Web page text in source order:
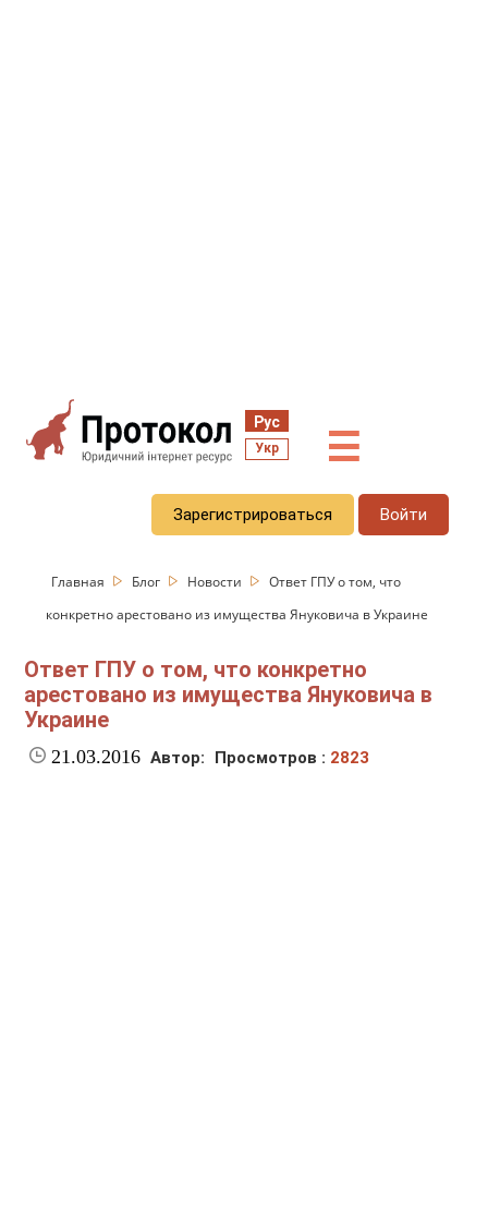
Рус
Укр ☰
Зарегистрироваться Войти
Главная Блог Новости
Ответ ГПУ о том, что
конкретно арестовано из имущества Януковича в Украине
Ответ ГПУ о том, что конкретно
арестовано из имущества Януковича в
Украине
21.03.2016 Автор: Просмотров : 2823